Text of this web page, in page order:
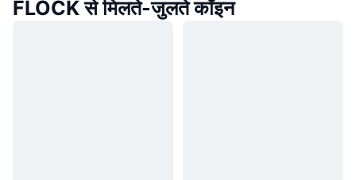
FLOCK से मिलते-जुलते कॉइन